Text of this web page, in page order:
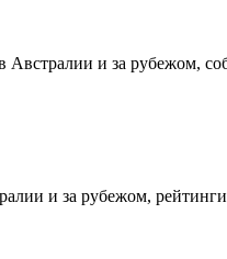
Австралии и за рубежом,
и за рубежом,